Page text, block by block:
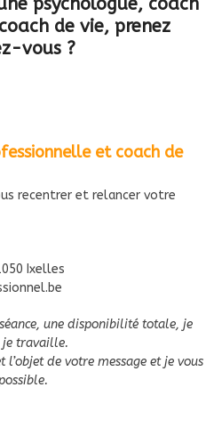
de vie, prenez
vous ?
et coach de
recentrer et relancer votre
Ixelles
une disponibilité totale, je
je travaille.
l’objet de votre message et je vous